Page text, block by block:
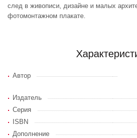
след в живописи, дизайне и малых
фотомонтажном плакате.
Автор
Издатель
Серия
ISBN
Дополнение